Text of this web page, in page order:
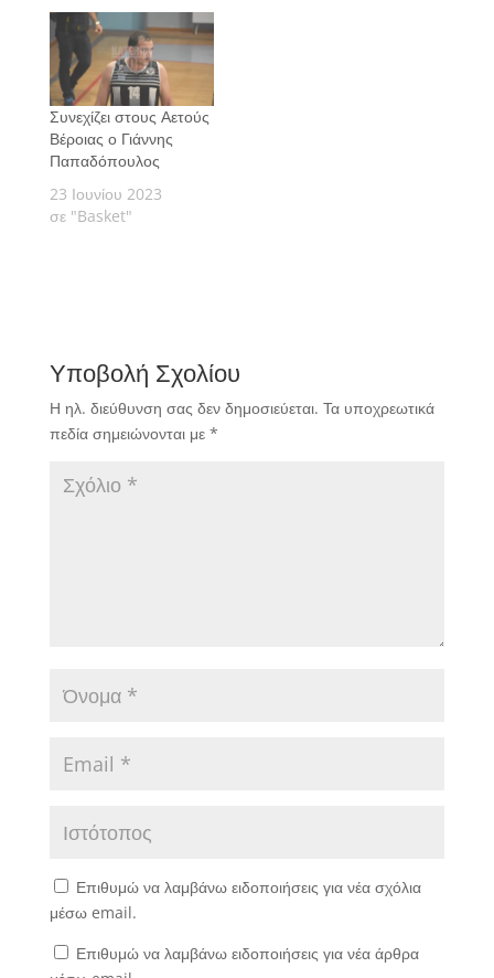
Συνεχίζει στους Αετούς
Βέροιας ο Γιάννης
Παπαδόπουλος
23 Ιουνίου 2023
σε "Basket"
Υποβολή Σχολίου
Η ηλ. διεύθυνση σας δεν δημοσιεύεται. Τα υποχρεωτικά
πεδία σημειώνονται με *
Επιθυμώ να λαμβάνω ειδοποιήσεις για νέα σχόλια
μέσω email.
Επιθυμώ να λαμβάνω ειδοποιήσεις για νέα άρθρα